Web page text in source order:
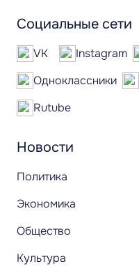
Новости
Политика
Экономика
Общество
Культура
Социальные сети
VK Instagram
Одноклассники
Rutube